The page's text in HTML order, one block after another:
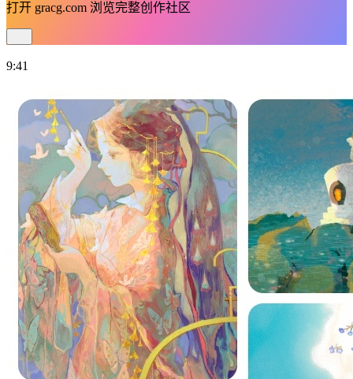
打开 gracg.com 浏览完整创作社区
9:41